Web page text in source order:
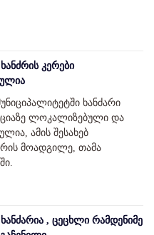
კერები
ხანძარი
ლოკალიზებული და
ამის შესახებ
მოადგილე, თამა
, ცეცხლი რამდენიმე